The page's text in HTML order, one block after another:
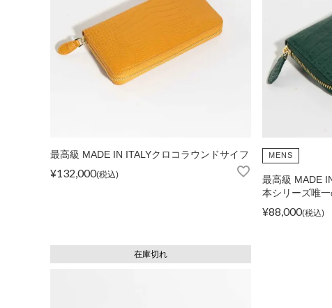
トピ
メルマ
最高級 MADE IN ITALYクロコラウンドサイフ
¥132,000 税込
MENS
最高級 MADE
本シリーズ唯
¥88,000 税込
在庫切れ